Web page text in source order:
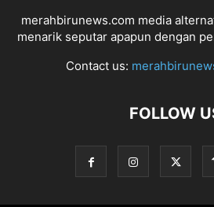
merahbirunews.com media
menarik seputar apapun dengan
Contact us:
FOLLOW